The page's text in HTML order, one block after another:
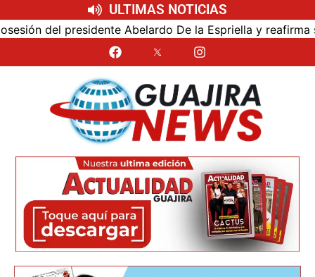
ULTIMAS NOTICIAS
presidente Abelardo De la Espriella y reafirma su